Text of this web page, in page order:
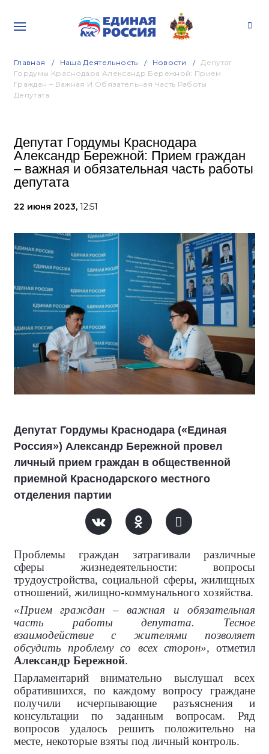
Главная Наша Деятельность Новости
Депутат
Гордумы Краснодара Александр Бережной: Прием
Граждан – Важная И Обязательная Часть Работы
Депутата
Депутат Гордумы Краснодара
Александр Бережной: Прием граждан
– важная и обязательная часть работы
депутата
22 июня 2023, 12:51
Депутат Гордумы Краснодара («Единая
Россия») Александр Бережной провел
личный прием граждан в общественной
приемной Краснодарского местного
отделения партии
Проблемы граждан затрагивали различные
сферы жизнедеятельности: вопросы
трудоустройства, социальной сферы, жилищных
отношений, жилищно-коммунального хозяйства.
«Прием граждан – важная и обязательная
часть работы депутата. Тесное
взаимодействие с жителями позволяет
обсудить проблему со всех сторон», отметил
Александр Бережной.
Парламентарий внимательно выслушал всех
обратившихся, по каждому вопросу граждане
получили исчерпывающие разъяснения и
консультации по заданным вопросам. Ряд
вопросов удалось решить положительно на
месте, некоторые взяты под личный контроль.